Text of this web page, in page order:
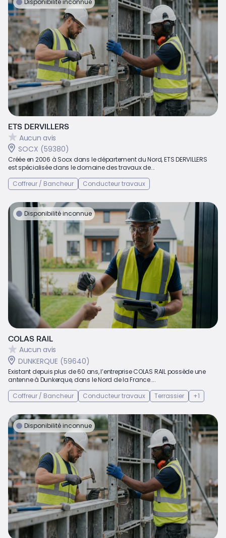
ETS DERVILLERS
Aucun avis
SOCX (59380)
Créée en 2006 à Socx dans le département du Nord, ETS DERVILLERS
est spécialisée dans le domaine des travaux de...
Coffreur / Bancheur
Conducteur travaux
Disponibilité inconnue
COLAS RAIL
Aucun avis
DUNKERQUE (59640)
Existant depuis plus de 60 ans, l’entreprise COLAS RAIL possède une
antenne à Dunkerque, dans le Nord de la France....
Coffreur / Bancheur
Conducteur travaux Terrassier +1
Disponibilité inconnue